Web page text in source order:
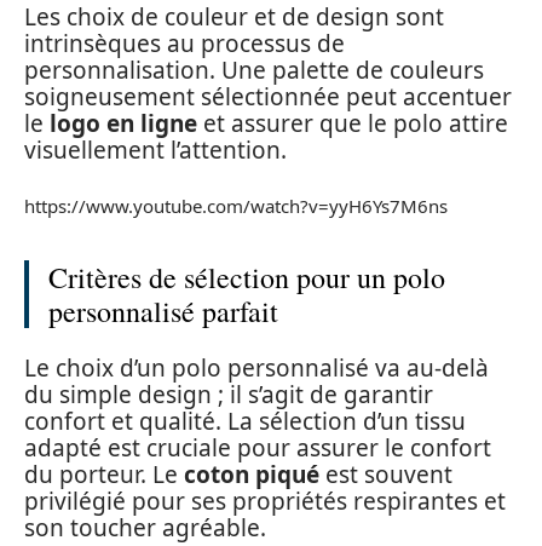
Les choix de couleur et de design sont
intrinsèques au processus de
personnalisation. Une palette de couleurs
soigneusement sélectionnée peut accentuer
le logo en ligne et assurer que le polo attire
visuellement l’attention.
https://www.youtube.com/watch?v=yyH6Ys7M6ns
Critères de sélection pour un polo
personnalisé parfait
Le choix d’un polo personnalisé va au-delà
du simple design ; il s’agit de garantir
confort et qualité. La sélection d’un tissu
adapté est cruciale pour assurer le confort
du porteur. Le coton piqué est souvent
privilégié pour ses propriétés respirantes et
son toucher agréable.